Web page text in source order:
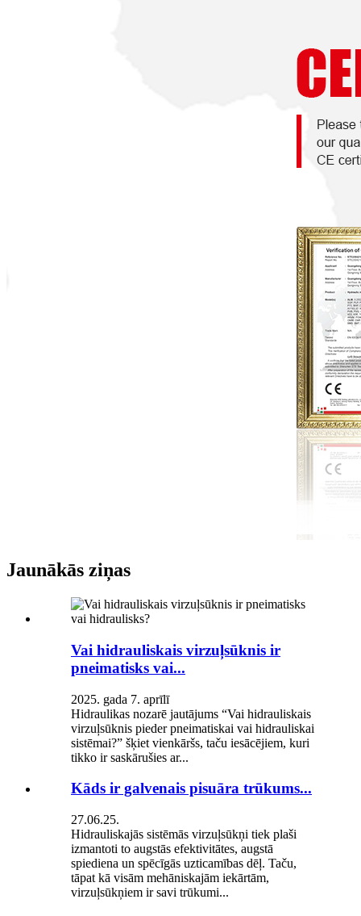
Jaunākās ziņas
Vai hidrauliskais virzuļsūknis ir
pneimatisks vai...
2025. gada 7. aprīlī
Hidraulikas nozarē jautājums “Vai hidrauliskais
virzuļsūknis pieder pneimatiskai vai hidrauliskai
sistēmai?” šķiet vienkāršs, taču iesācējiem, kuri
tikko ir saskārušies ar...
Kāds ir galvenais pisuāra trūkums...
27.06.25.
Hidrauliskajās sistēmās virzuļsūkņi tiek plaši
izmantoti to augstās efektivitātes, augstā
spiediena un spēcīgās uzticamības dēļ. Taču,
tāpat kā visām mehāniskajām iekārtām,
virzuļsūkņiem ir savi trūkumi...